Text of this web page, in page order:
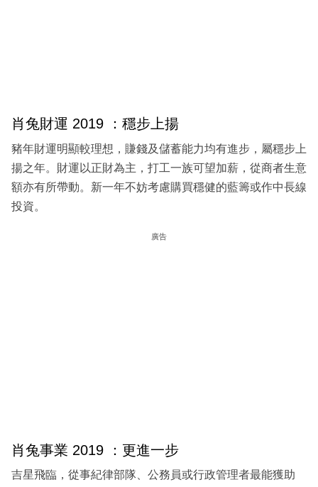
肖兔財運 2019 ：穩步上揚
豬年財運明顯較理想，賺錢及儲蓄能力均有進步，屬穩步上
揚之年。財運以正財為主，打工一族可望加薪，從商者生意
額亦有所帶動。新一年不妨考慮購買穩健的藍籌或作中長線
投資。
廣告
肖兔事業 2019 ：更進一步
吉星飛臨，從事紀律部隊、公務員或行政管理者最能獲助